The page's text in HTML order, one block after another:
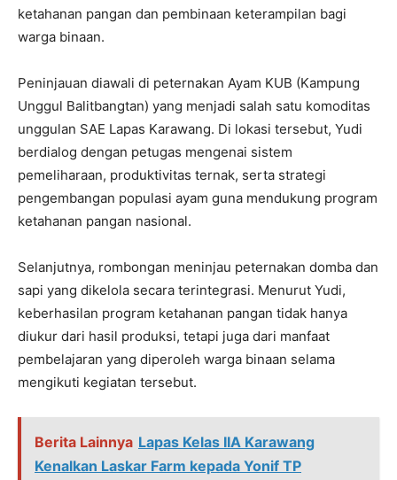
ketahanan pangan dan pembinaan keterampilan bagi
warga binaan.
Peninjauan diawali di peternakan Ayam KUB (Kampung
Unggul Balitbangtan) yang menjadi salah satu komoditas
unggulan SAE Lapas Karawang. Di lokasi tersebut, Yudi
berdialog dengan petugas mengenai sistem
pemeliharaan, produktivitas ternak, serta strategi
pengembangan populasi ayam guna mendukung program
ketahanan pangan nasional.
Selanjutnya, rombongan meninjau peternakan domba dan
sapi yang dikelola secara terintegrasi. Menurut Yudi,
keberhasilan program ketahanan pangan tidak hanya
diukur dari hasil produksi, tetapi juga dari manfaat
pembelajaran yang diperoleh warga binaan selama
mengikuti kegiatan tersebut.
Berita Lainnya Lapas Kelas IIA Karawang
Kenalkan Laskar Farm kepada Yonif TP